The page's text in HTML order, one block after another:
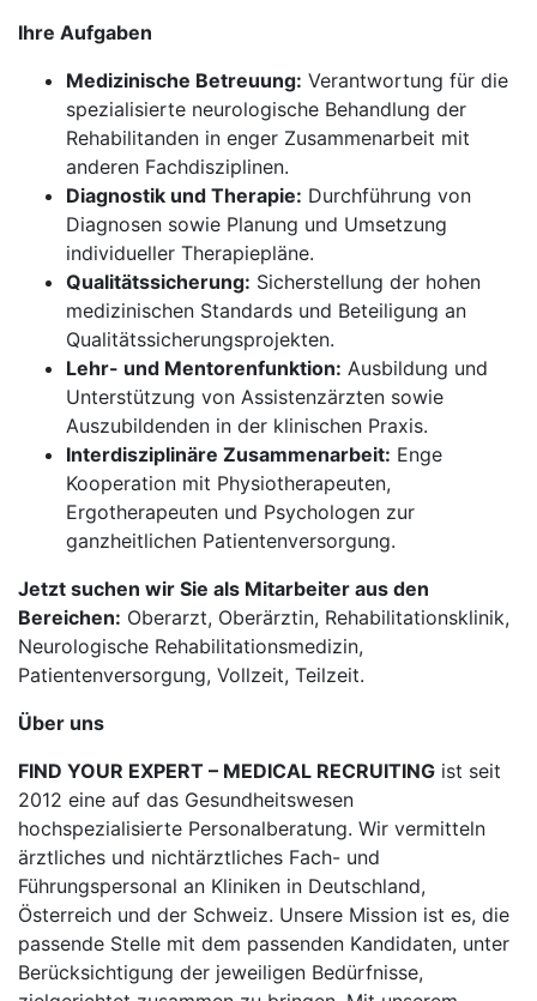
Ihre Aufgaben
Medizinische Betreuung: Verantwortung für die
spezialisierte neurologische Behandlung der
Rehabilitanden in enger Zusammenarbeit mit
anderen Fachdisziplinen.
Diagnostik und Therapie: Durchführung von
Diagnosen sowie Planung und Umsetzung
individueller Therapiepläne.
Qualitätssicherung: Sicherstellung der hohen
medizinischen Standards und Beteiligung an
Qualitätssicherungsprojekten.
Lehr- und Mentorenfunktion: Ausbildung und
Unterstützung von Assistenzärzten sowie
Auszubildenden in der klinischen Praxis.
Interdisziplinäre Zusammenarbeit: Enge
Kooperation mit Physiotherapeuten,
Ergotherapeuten und Psychologen zur
ganzheitlichen Patientenversorgung.
Jetzt suchen wir Sie als Mitarbeiter aus den
Bereichen: Oberarzt, Oberärztin, Rehabilitationsklinik,
Neurologische Rehabilitationsmedizin,
Patientenversorgung, Vollzeit, Teilzeit.
Über uns
FIND YOUR EXPERT – MEDICAL RECRUITING ist seit
2012 eine auf das Gesundheitswesen
hochspezialisierte Personalberatung. Wir vermitteln
ärztliches und nichtärztliches Fach- und
Führungspersonal an Kliniken in Deutschland,
Österreich und der Schweiz. Unsere Mission ist es, die
passende Stelle mit dem passenden Kandidaten, unter
Berücksichtigung der jeweiligen Bedürfnisse,